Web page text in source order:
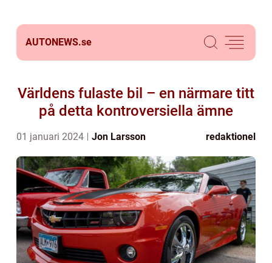
AUTONEWS.se
Världens fulaste bil – en närmare titt
på detta kontroversiella ämne
01 januari 2024 Jon Larsson redaktionel